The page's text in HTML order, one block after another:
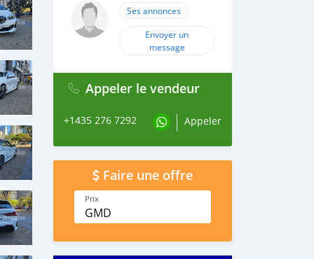
Ses annonces
Envoyer un
message
Appeler le vendeur
+1435 276 7292 Appeler
Faire une offre
Prix
GMD